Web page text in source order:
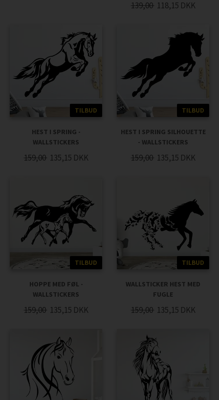
139,00 118,15 DKK
TILBUD
HEST I SPRING -
WALLSTICKERS
159,00 135,15 DKK
TILBUD
HEST I SPRING SILHOUETTE
- WALLSTICKERS
159,00 135,15 DKK
TILBUD
HOPPE MED FØL -
WALLSTICKERS
159,00 135,15 DKK
TILBUD
WALLSTICKER HEST MED
FUGLE
159,00 135,15 DKK